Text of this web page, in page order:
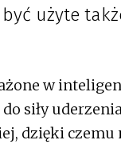
użyte
w
siły
dzięki czemu